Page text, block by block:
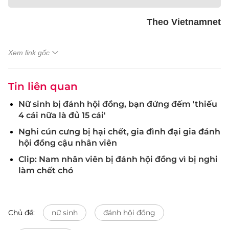
Theo Vietnamnet
Xem link gốc
Tin liên quan
Nữ sinh bị đánh hội đồng, bạn đứng đếm 'thiếu
4 cái nữa là đủ 15 cái'
Nghi cún cưng bị hại chết, gia đình đại gia đánh
hội đồng cậu nhân viên
Clip: Nam nhân viên bị đánh hội đồng vì bị nghi
làm chết chó
Chủ đề: nữ sinh đánh hội đồng